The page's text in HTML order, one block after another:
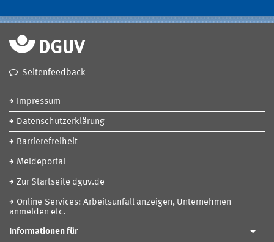
Seitenfeedback
Impressum
Datenschutzerklärung
Barrierefreiheit
Meldeportal
Zur Startseite dguv.de
Online-Services: Arbeitsunfall anzeigen, Unternehmen
anmelden etc.
Informationen für